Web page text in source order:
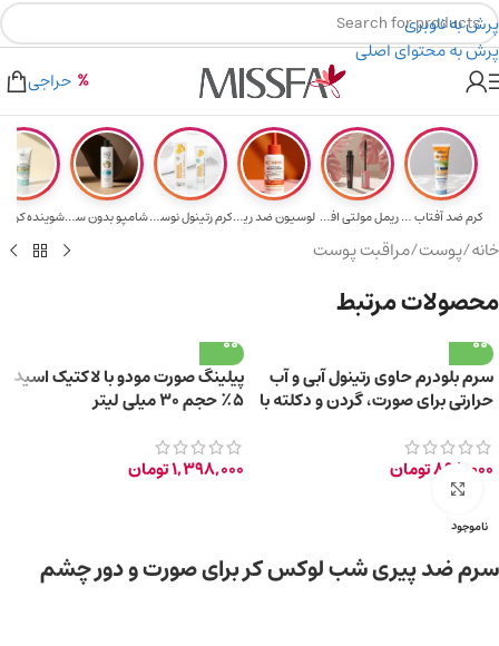
پرش به ناوبری
پرش به محتوای اصلی
۲٪ تخفیف روی سبد خرید برای روش کارت به کارت
هدیه برای خرید های بالای ۵ میلیون تومن
حراجی
کرم ضد آفتاب حا... ریمل مولتی افکت... لوسیون ضد ریزش ... کرم رتینول نوسک... شامپو بدون سولف...
خانه/پوست/مراقبت پوست
محصولات مرتبط
سرم بلودرم حاوی رتینول آبی و آب
حرارتی برای صورت، گردن و دکلته با
898,000تومان
پیلینگ صورت مودو با لاکتیک اسید
۵٪ حجم ۳۰ میلی لیتر
1,398,000تومان
ناموجود
برای بزرگ‌نمایی کلیک کنید
سرم ضد پیری شب لوکس کر برای صورت و دور چشم